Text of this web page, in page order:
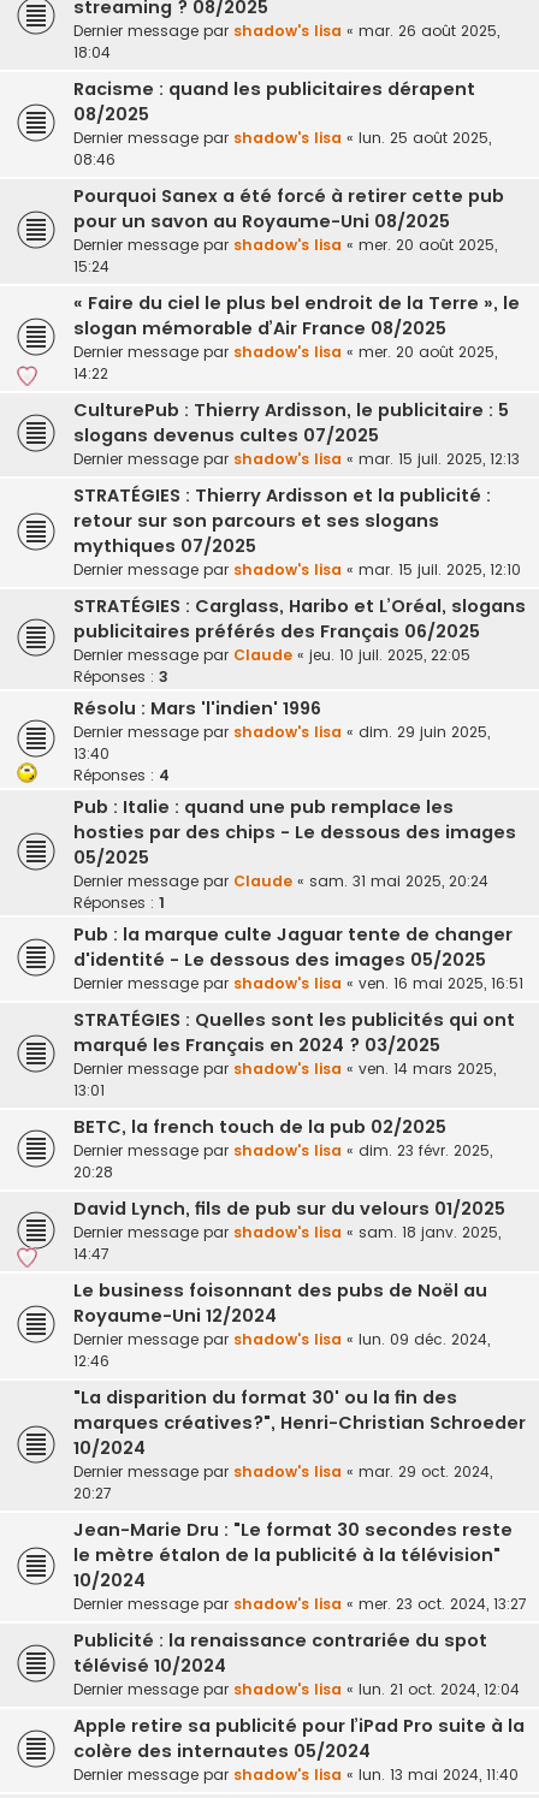
streaming ? 08/2025
Dernier message par shadow's lisa « mar. 26 août 2025,
18:04
Racisme : quand les publicitaires dérapent
08/2025
Dernier message par shadow's lisa « lun. 25 août 2025,
08:46
Pourquoi Sanex a été forcé à retirer cette pub
pour un savon au Royaume-Uni 08/2025
Dernier message par shadow's lisa « mer. 20 août 2025,
15:24
« Faire du ciel le plus bel endroit de la Terre », le
slogan mémorable d’Air France 08/2025
Dernier message par shadow's lisa « mer. 20 août 2025,
14:22
CulturePub : Thierry Ardisson, le publicitaire : 5
slogans devenus cultes 07/2025
Dernier message par shadow's lisa « mar. 15 juil. 2025, 12:13
STRATÉGIES : Thierry Ardisson et la publicité :
retour sur son parcours et ses slogans
mythiques 07/2025
Dernier message par shadow's lisa « mar. 15 juil. 2025, 12:10
STRATÉGIES : Carglass, Haribo et L’Oréal, slogans
publicitaires préférés des Français 06/2025
Dernier message par Claude « jeu. 10 juil. 2025, 22:05
Réponses : 3
Résolu : Mars 'l'indien' 1996
Dernier message par shadow's lisa « dim. 29 juin 2025,
13:40
Réponses : 4
Pub : Italie : quand une pub remplace les
hosties par des chips - Le dessous des images
05/2025
Dernier message par Claude « sam. 31 mai 2025, 20:24
Réponses : 1
Pub : la marque culte Jaguar tente de changer
d'identité - Le dessous des images 05/2025
Dernier message par shadow's lisa « ven. 16 mai 2025, 16:51
STRATÉGIES : Quelles sont les publicités qui ont
marqué les Français en 2024 ? 03/2025
Dernier message par shadow's lisa « ven. 14 mars 2025,
13:01
BETC, la french touch de la pub 02/2025
Dernier message par shadow's lisa « dim. 23 févr. 2025,
20:28
David Lynch, fils de pub sur du velours 01/2025
Dernier message par shadow's lisa « sam. 18 janv. 2025,
14:47
Le business foisonnant des pubs de Noël au
Royaume-Uni 12/2024
Dernier message par shadow's lisa « lun. 09 déc. 2024,
12:46
"La disparition du format 30' ou la fin des
marques créatives?", Henri-Christian Schroeder
10/2024
Dernier message par shadow's lisa « mar. 29 oct. 2024,
20:27
Jean-Marie Dru : "Le format 30 secondes reste
le mètre étalon de la publicité à la télévision"
10/2024
Dernier message par shadow's lisa « mer. 23 oct. 2024, 13:27
Publicité : la renaissance contrariée du spot
télévisé 10/2024
Dernier message par shadow's lisa « lun. 21 oct. 2024, 12:04
Apple retire sa publicité pour l’iPad Pro suite à la
colère des internautes 05/2024
Dernier message par shadow's lisa « lun. 13 mai 2024, 11:40